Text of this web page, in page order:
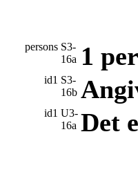
persons S3-
16a 1
id1 S3-
16b
id1 U3-
16a Det